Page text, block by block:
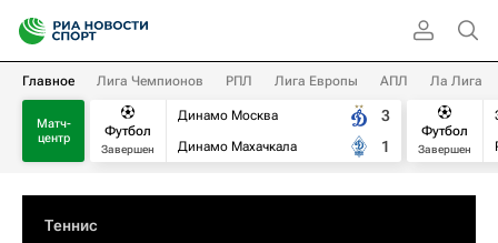
Главное Лига Чемпионов РПЛ Лига Европы АПЛ Ла Лига
Матч-
центр
Футбол
Завершен
Динамо Москва
Динамо Махачкала
3
1
Футбол
Завершен
Теннис